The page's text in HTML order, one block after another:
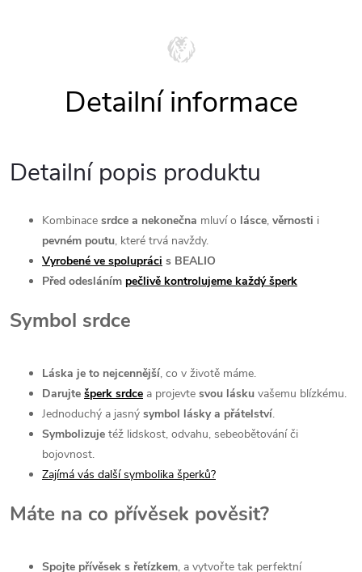
Detailní popis produktu
Kombinace srdce a nekonečna mluví o lásce, věrnosti i
pevném poutu, které trvá navždy.
Vyrobené ve spolupráci s BEALIO
Před odesláním pečlivě kontrolujeme každý šperk
Symbol srdce
Láska je to nejcennější, co v životě máme.
Darujte šperk srdce a projevte svou lásku vašemu blízkému.
⁠Jednoduchý a jasný symbol lásky a přátelství.
Symbolizuje též lidskost, odvahu, sebeobětování či
bojovnost.
Zajímá vás další symbolika šperků?
Máte na co přívěsek pověsit?
Spojte přívěsek s řetízkem, a vytvořte tak perfektní